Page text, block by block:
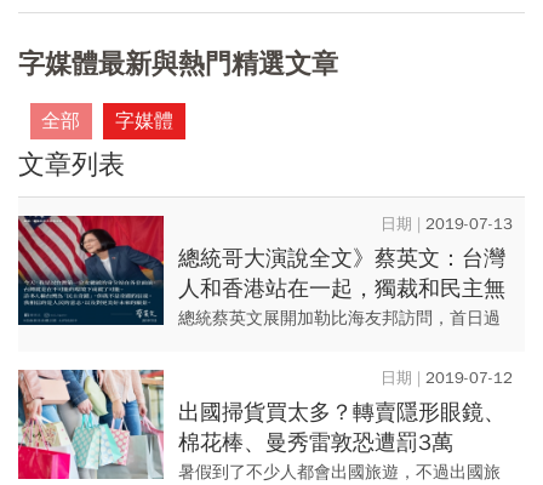
字媒體最新與熱門精選文章
全部 字媒體
文章列表
2019-07-13
總統哥大演說全文》蔡英文：台灣
人和香港站在一起，獨裁和民主無
法共存
總統蔡英文展開加勒比海友邦訪問，首日過
與學者及留學生座談，蔡英文在致詞時批評
中國利用假訊息和經濟來滲...
2019-07-12
出國掃貨買太多？轉賣隱形眼鏡、
棉花棒、曼秀雷敦恐遭罰3萬
暑假到了不少人都會出國旅遊，不過出國旅